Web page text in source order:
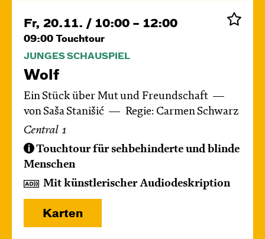
Fr, 20.11. / 10:00 – 12:00
09:00 Touchtour
JUNGES SCHAUSPIEL
Wolf
Ein Stück über Mut und Freundschaft
von Saša Stanišić
Regie: Carmen Schwarz
Central 1
Touchtour für sehbehinderte und blinde
Menschen
Mit künstlerischer Audiodeskription
Karten